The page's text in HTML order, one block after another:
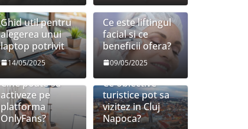
Ghid util pentru
alegerea unui
laptop potrivit
14/05/2025
Ce este liftingul
facial si ce
beneficii ofera?
09/05/2025
Cine poate sa
activeze pe
platforma
OnlyFans?
Ce obiective
turistice pot sa
vizitez in Cluj
Napoca?